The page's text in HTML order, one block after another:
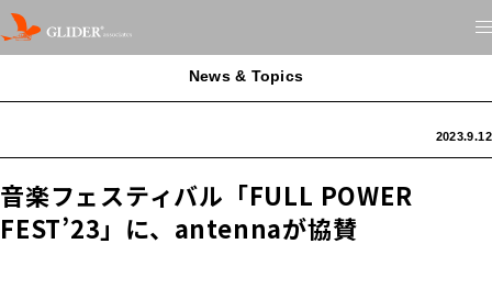
News & Topics
2023.9.12
音楽フェスティバル「FULL POWER
FEST’23」に、antennaが協賛